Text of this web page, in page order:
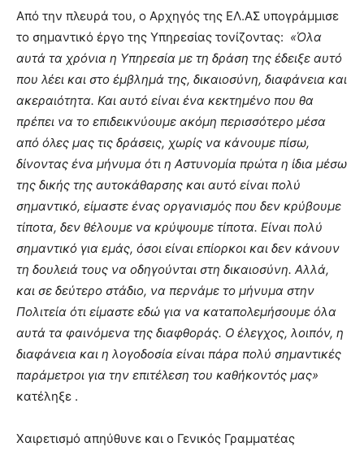
Από την πλευρά του, ο Αρχηγός της ΕΛ.ΑΣ υπογράμμισε
το σημαντικό έργο της Υπηρεσίας τονίζοντας: «Όλα
αυτά τα χρόνια η Υπηρεσία με τη δράση της έδειξε αυτό
που λέει και στο έμβλημά της, δικαιοσύνη, διαφάνεια και
ακεραιότητα. Και αυτό είναι ένα κεκτημένο που θα
πρέπει να το επιδεικνύουμε ακόμη περισσότερο μέσα
από όλες μας τις δράσεις, χωρίς να κάνουμε πίσω,
δίνοντας ένα μήνυμα ότι η Αστυνομία πρώτα η ίδια μέσω
της δικής της αυτοκάθαρσης και αυτό είναι πολύ
σημαντικό, είμαστε ένας οργανισμός που δεν κρύβουμε
τίποτα, δεν θέλουμε να κρύψουμε τίποτα. Είναι πολύ
σημαντικό για εμάς, όσοι είναι επίορκοι και δεν κάνουν
τη δουλειά τους να οδηγούνται στη δικαιοσύνη. Αλλά,
και σε δεύτερο στάδιο, να περνάμε το μήνυμα στην
Πολιτεία ότι είμαστε εδώ για να καταπολεμήσουμε όλα
αυτά τα φαινόμενα της διαφθοράς. Ο έλεγχος, λοιπόν, η
διαφάνεια και η λογοδοσία είναι πάρα πολύ σημαντικές
παράμετροι για την επιτέλεση του καθήκοντός μας»
κατέληξε .
Χαιρετισμό απηύθυνε και ο Γενικός Γραμματέας